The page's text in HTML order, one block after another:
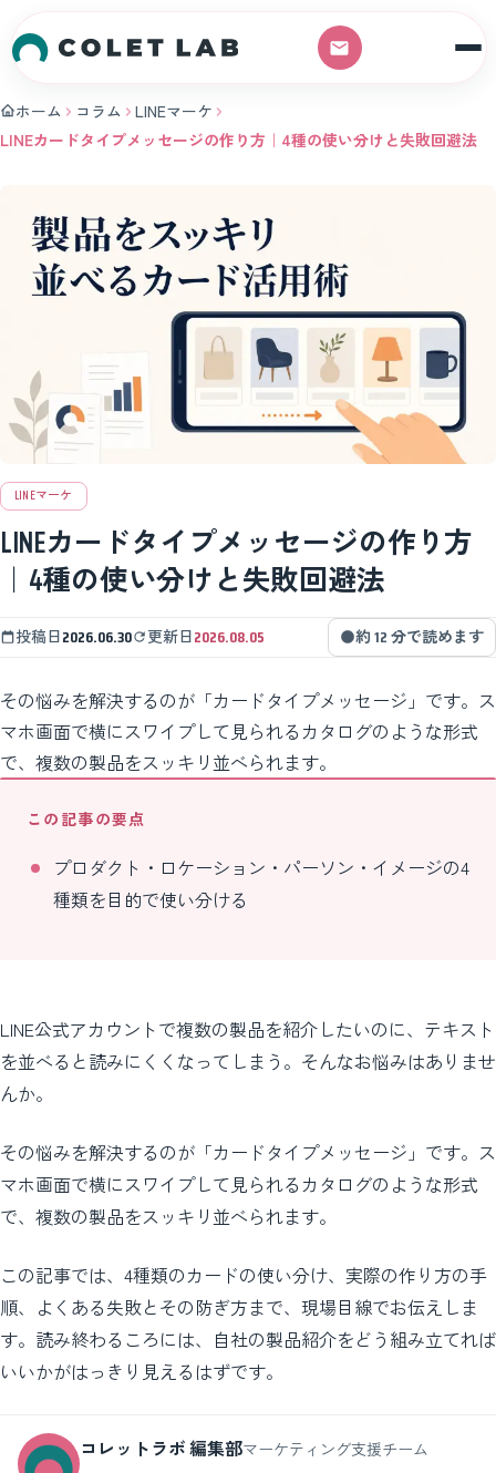
ホーム コラム
LINEマーケ
LINEカードタイプメッセージの作り方｜4種の使い分けと失敗回避法
LINEマーケ
LINEカードタイプメッセージの作り方
｜4種の使い分けと失敗回避法
投稿日2026.06.30 更新日2026.08.05 約 12 分で読めます
その悩みを解決するのが「カードタイプメッセージ」です。ス
マホ画面で横にスワイプして見られるカタログのような形式
で、複数の製品をスッキリ並べられます。
この記事の要点
プロダクト・ロケーション・パーソン・イメージの4
種類を目的で使い分ける
LINE公式アカウントで複数の製品を紹介したいのに、テキスト
を並べると読みにくくなってしまう。そんなお悩みはありませ
んか。
その悩みを解決するのが「カードタイプメッセージ」です。ス
マホ画面で横にスワイプして見られるカタログのような形式
で、複数の製品をスッキリ並べられます。
この記事では、4種類のカードの使い分け、実際の作り方の手
順、よくある失敗とその防ぎ方まで、現場目線でお伝えしま
す。読み終わるころには、自社の製品紹介をどう組み立てれば
いいかがはっきり見えるはずです。
コレットラボ 編集部マーケティング支援チーム